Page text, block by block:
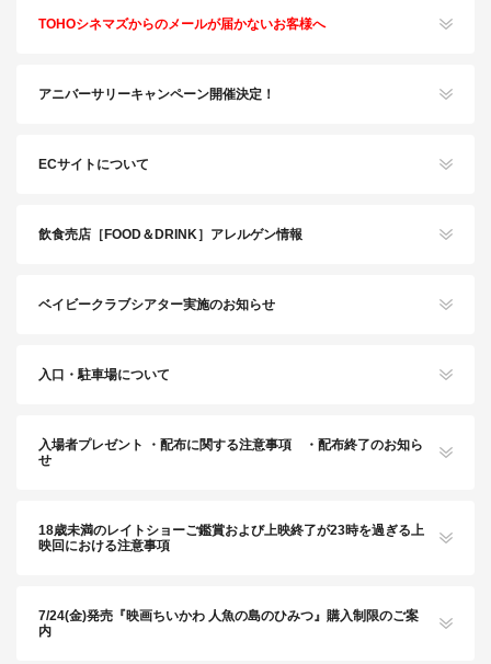
TOHOシネマズからのメールが届かないお客様へ
アニバーサリーキャンペーン開催決定！
ECサイトについて
飲食売店［FOOD＆DRINK］アレルゲン情報
ベイビークラブシアター実施のお知らせ
入口・駐車場について
入場者プレゼント ・配布に関する注意事項 ・配布終了のお知ら
せ
18歳未満のレイトショーご鑑賞および上映終了が23時を過ぎる上
映回における注意事項
7/24(金)発売『映画ちいかわ 人魚の島のひみつ』購入制限のご案
内